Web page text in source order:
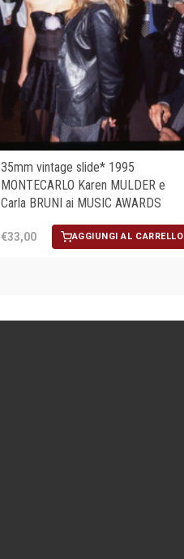
35mm vintage slide* 1995
MONTECARLO Karen MULDER e
Carla BRUNI ai MUSIC AWARDS
€33,00 AGGIUNGI AL CARRELLO